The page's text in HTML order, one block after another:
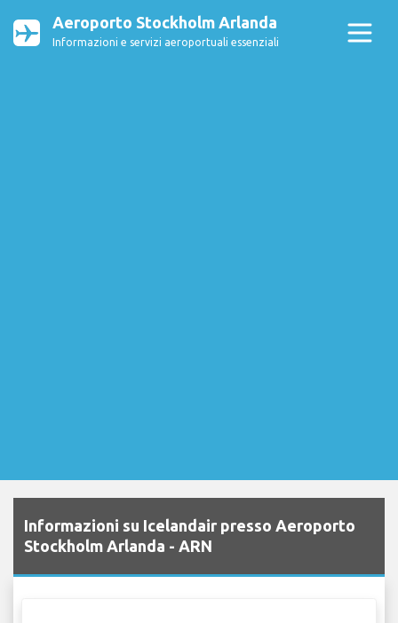
Aeroporto Stockholm Arlanda
Informazioni e servizi aeroportuali essenziali
Informazioni su Icelandair presso Aeroporto
Stockholm Arlanda - ARN